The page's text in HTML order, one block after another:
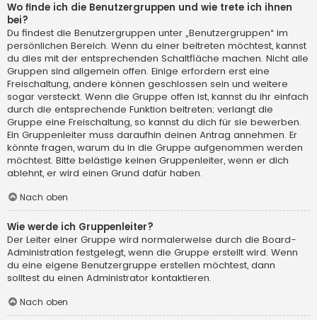
Wo finde ich die Benutzergruppen und wie trete ich ihnen
bei?
Du findest die Benutzergruppen unter „Benutzergruppen“ im
persönlichen Bereich. Wenn du einer beitreten möchtest, kannst
du dies mit der entsprechenden Schaltfläche machen. Nicht alle
Gruppen sind allgemein offen. Einige erfordern erst eine
Freischaltung, andere können geschlossen sein und weitere
sogar versteckt. Wenn die Gruppe offen ist, kannst du ihr einfach
durch die entsprechende Funktion beitreten; verlangt die
Gruppe eine Freischaltung, so kannst du dich für sie bewerben.
Ein Gruppenleiter muss daraufhin deinen Antrag annehmen. Er
könnte fragen, warum du in die Gruppe aufgenommen werden
möchtest. Bitte belästige keinen Gruppenleiter, wenn er dich
ablehnt, er wird einen Grund dafür haben.
Nach oben
Wie werde ich Gruppenleiter?
Der Leiter einer Gruppe wird normalerweise durch die Board-
Administration festgelegt, wenn die Gruppe erstellt wird. Wenn
du eine eigene Benutzergruppe erstellen möchtest, dann
solltest du einen Administrator kontaktieren.
Nach oben